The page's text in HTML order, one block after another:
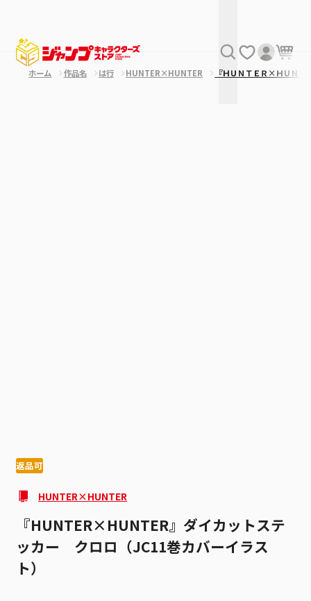
ホーム 作品名 は行 HUNTER×HUNTER 『ＨＵＮＴＥＲ×ＨＵＮ
返品可
HUNTER×HUNTER
『HUNTER×HUNTER』ダイカットステ
ッカー クロロ（JC11巻カバーイラス
ト）